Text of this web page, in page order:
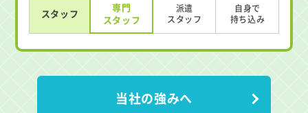
スタッフ
専門
スタッフ
派遣
スタッフ
自身で
持ち込み
当社の強みへ